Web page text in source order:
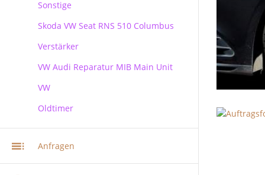
Skoda
Sonstige
Skoda VW Seat RNS 510 Columbus
RNS 510 Columbus Reparatur
Verstärker
VW Audi Reparatur MIB Main Unit
VW
VW Audi Skoda MIB Infotainment
Multimediasystem RNS 510
Oldtimer
Anfragen